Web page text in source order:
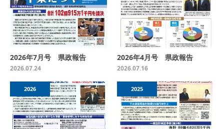
2026年7月号 県政報告
2026.07.24
2026年4月号 県政報告
2026.07.16
2026 2025